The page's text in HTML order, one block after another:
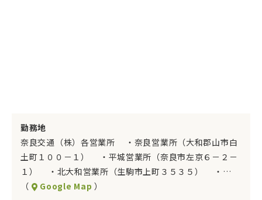
勤務地
奈良交通（株）各営業所 ・奈良営業所（大和郡山市白
土町１００－１） ・平城営業所（奈良市左京６－２－
１） ・北大和営業所（生駒市上町３５３５） ・…
（
Google Map ）